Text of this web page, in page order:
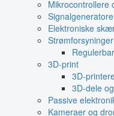
Mikrocontrollere
Elektroniske
Strømforsyninger
3D-print
3D-
3D-dele
Passive
Kameraer og